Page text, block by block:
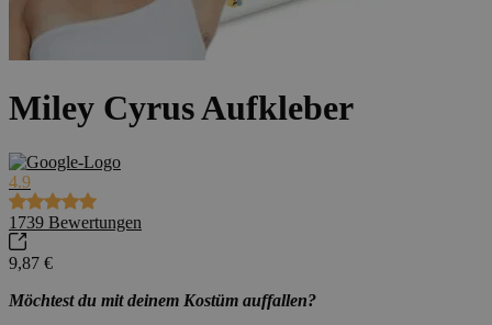
Miley Cyrus Aufkleber
4.9
1739 Bewertungen
9,87 €
Möchtest du mit deinem Kostüm auffallen?